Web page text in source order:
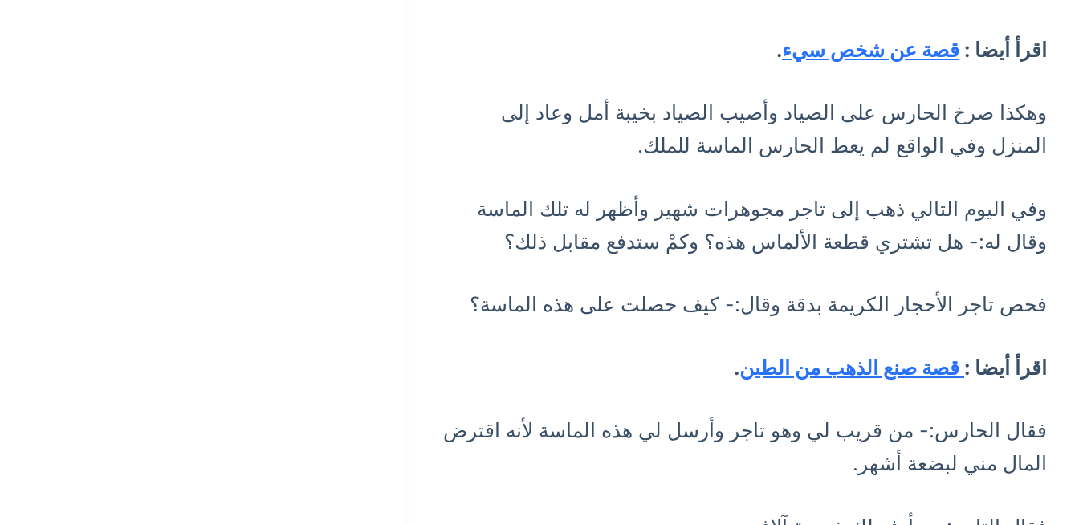
اقرأ أيضا : قصة عن شخص سيء.
وهكذا صرخ الحارس على الصياد وأصيب الصياد بخيبة أمل وعاد إلى
المنزل وفي الواقع لم يعط الحارس الماسة للملك.
وفي اليوم التالي ذهب إلى تاجر مجوهرات شهير وأظهر له تلك الماسة
وقال له:- هل تشتري قطعة الألماس هذه؟ وكمْ ستدفع مقابل ذلك؟
فحص تاجر الأحجار الكريمة بدقة وقال:- كيف حصلت على هذه الماسة؟
اقرأ أيضا : قصة صنع الذهب من الطين.
فقال الحارس:- من قريب لي وهو تاجر وأرسل لي هذه الماسة لأنه اقترض
المال مني لبضعة أشهر.